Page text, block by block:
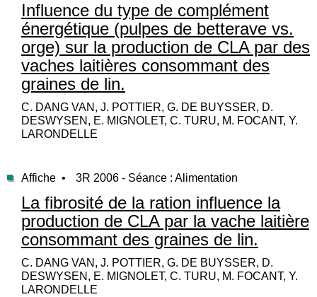
Influence du type de complément
énergétique (pulpes de betterave vs.
orge) sur la production de CLA par des
vaches laitières consommant des
graines de lin.
C. DANG VAN, J. POTTIER, G. DE BUYSSER, D.
DESWYSEN, E. MIGNOLET, C. TURU, M. FOCANT, Y.
LARONDELLE
Affiche • 3R 2006 - Séance : Alimentation
La fibrosité de la ration influence la
production de CLA par la vache laitière
consommant des graines de lin.
C. DANG VAN, J. POTTIER, G. DE BUYSSER, D.
DESWYSEN, E. MIGNOLET, C. TURU, M. FOCANT, Y.
LARONDELLE